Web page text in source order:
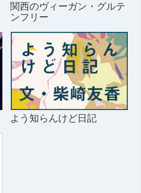
関西のヴィーガン・グルテ
ンフリー
よう知らんけど日記